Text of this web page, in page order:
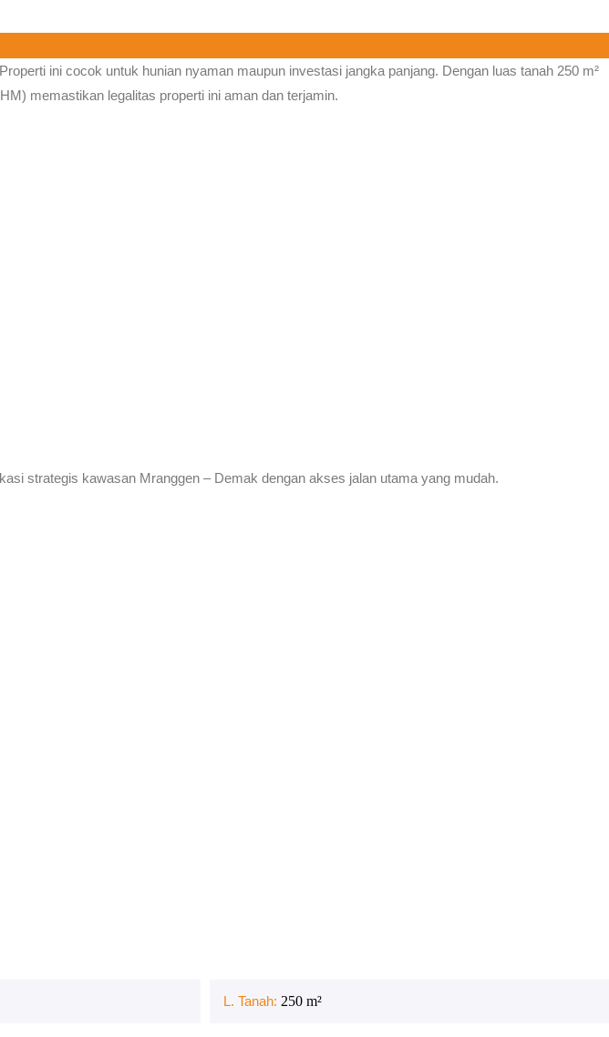
Properti ini cocok untuk hunian nyaman maupun investasi jangka panjang. Dengan luas tanah 250 m²
memastikan legalitas properti ini aman dan terjamin.
strategis kawasan Mranggen – Demak dengan akses jalan utama yang mudah.
L. Tanah: 250 m²